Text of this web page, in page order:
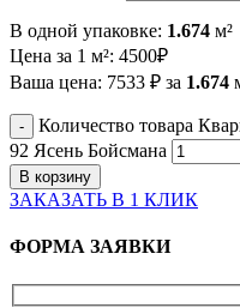
В одной упаковке: 1.674 м²
Цена за 1 м²: 4500₽
Ваша цена: 7533 ₽ за 1.674
Количество товара
92 Ясень Бойсмана
В корзину
ЗАКАЗАТЬ В 1 КЛИК
ФОРМА ЗАЯВКИ